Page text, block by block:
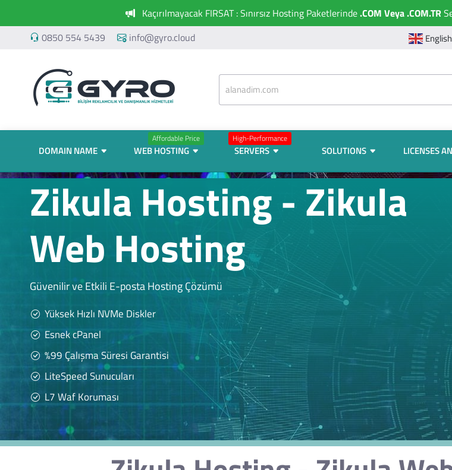
Kaçırılmayacak FIRSAT : Sınırsız Hosting Paketlerinde .COM Veya .COM.TR
0850 554 5439
info@gyro.cloud English
DOMAIN NAME
Affordable Price
WEB HOSTING
High-Performance
SERVERS SOLUTIONS LICENSES
Zikula Hosting - Zikula
Web Hosting
Güvenilir ve Etkili E-posta Hosting Çözümü
Yüksek Hızlı NVMe Diskler
Esnek cPanel
%99 Çalışma Süresi Garantisi
LiteSpeed Sunucuları
L7 Waf Koruması